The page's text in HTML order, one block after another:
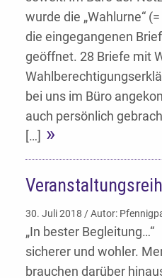
wurde die „Wahlurne“
die eingegangenen
geöffnet. 28 Briefe mit
bei uns im Büro
auch persönlich
[…]
30. Juli 2018 / Autor:
„In bester
sicherer und wohler.
brauchen darüber